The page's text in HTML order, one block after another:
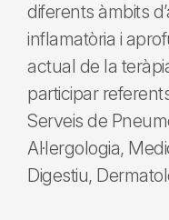
diferents àmbits
inflamatòria i
actual de la
participar
Serveis de
Al·lergologia,
Digestiu,